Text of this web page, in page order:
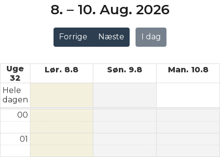
Forrige Næste I dag
8. – 10. Aug. 2026
Uge
32
Lør. 8.8 Søn. 9.8 Man. 10.8
Hele
dagen
00
01